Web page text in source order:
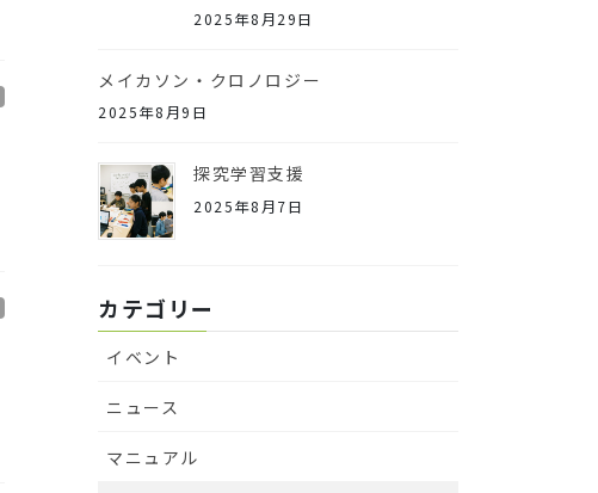
2025年8月29日
メイカソン・クロノロジー
2025年8月9日
探究学習支援
2025年8月7日
カテゴリー
イベント
ニュース
マニュアル